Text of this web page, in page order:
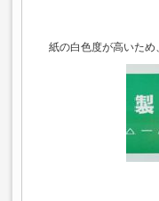
紙の白色度が高いため